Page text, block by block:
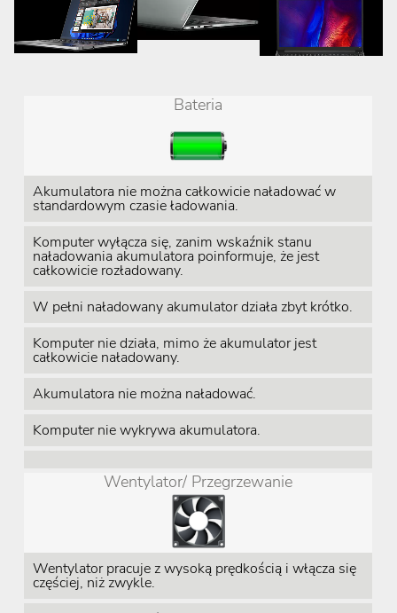
Bateria
Akumulatora nie można całkowicie naładować w
standardowym czasie ładowania.
Komputer wyłącza się, zanim wskaźnik stanu
naładowania akumulatora poinformuje, że jest
całkowicie rozładowany.
W pełni naładowany akumulator działa zbyt krótko.
Komputer nie działa, mimo że akumulator jest
całkowicie naładowany.
Akumulatora nie można naładować.
Komputer nie wykrywa akumulatora.
Wentylator/ Przegrzewanie
Wentylator pracuje z wysoką prędkością i włącza się
częściej, niż zwykle.